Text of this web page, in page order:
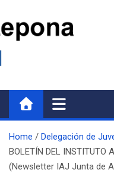
Home
Delegación de
BOLETÍN DEL INSTITUTO
(Newsletter IAJ Junta de